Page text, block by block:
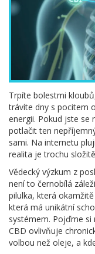
Trpíte bolestmi
trávíte dny s pocitem
energii. Pokud jste se
potlačit ten
sami. Na internetu
realita je trochu
Vědecký výzkum z
není to černobílá
pilulka, která
která má unikátní
systémem. Pojďme
CBD ovlivňuje
volbou než oleje, a